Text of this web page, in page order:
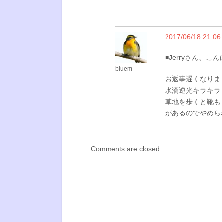
bluem
2017/06/18 21:06
■Jerryさん、こん
お返事遅くなり
水滴逆光キラキ
草地を歩くと靴
があるのでやめ
Comments are closed.